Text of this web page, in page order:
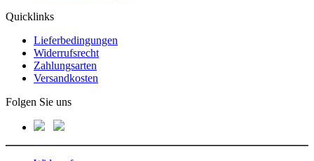
Quicklinks
Lieferbedingungen
Widerrufsrecht
Zahlungsarten
Versandkosten
Folgen Sie uns